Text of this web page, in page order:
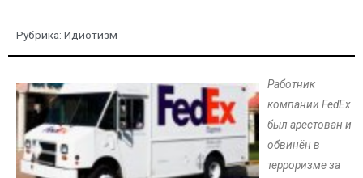
Рубрика: Идиотизм
Работник
компании FedEx
был арестован и
обвинён в
терроризме за